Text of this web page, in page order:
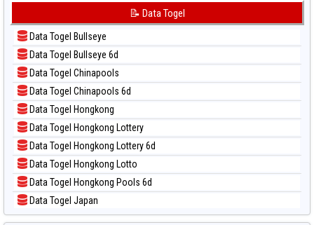
📊 Statistik Sydney Pools 6d
📊 Statistik Taipei
📊 Statistik Taiwan
📝 Pola Dasar Kuda Lari
📝 Pola Dasar Magnum Cambodia
📝 Pola Dasar Nagoya
📝 Pola Dasar North Carolina Day
📝 Pola Dasar Pcso
📝 Pola Dasar Sao Paulo
📝 Pola Dasar Singapore
📝 Pola Dasar Sydney
📝 Pola Dasar Sydney Lottery
📝 Pola Dasar Sydney Lottery 6d
📝 Pola Dasar Sydney Lotto
📝 Data Togel
Data Togel Bullseye
Data Togel Bullseye 6d
Data Togel Chinapools
Data Togel Chinapools 6d
Data Togel Hongkong
Data Togel Hongkong Lottery
Data Togel Hongkong Lottery 6d
Data Togel Hongkong Lotto
Data Togel Hongkong Pools 6d
Data Togel Japan
Data Togel Japan 6d